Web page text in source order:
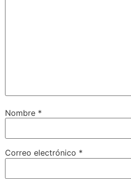
Nombre *
Correo electrónico *